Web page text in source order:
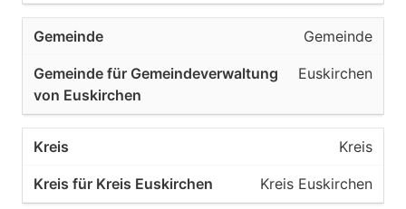
Gemeinde
Euskirchen
Kreis
Kreis Euskirchen